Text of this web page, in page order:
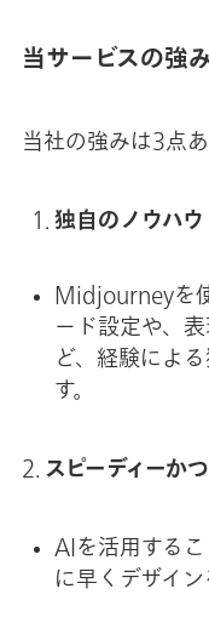
当サービスの強
当社の強みは3点あ
独自のノウハウ
Midjourneyを
ード設定や、
ど、経験によ
す。
2. スピーディーか
AIを活用する
に早くデザイン